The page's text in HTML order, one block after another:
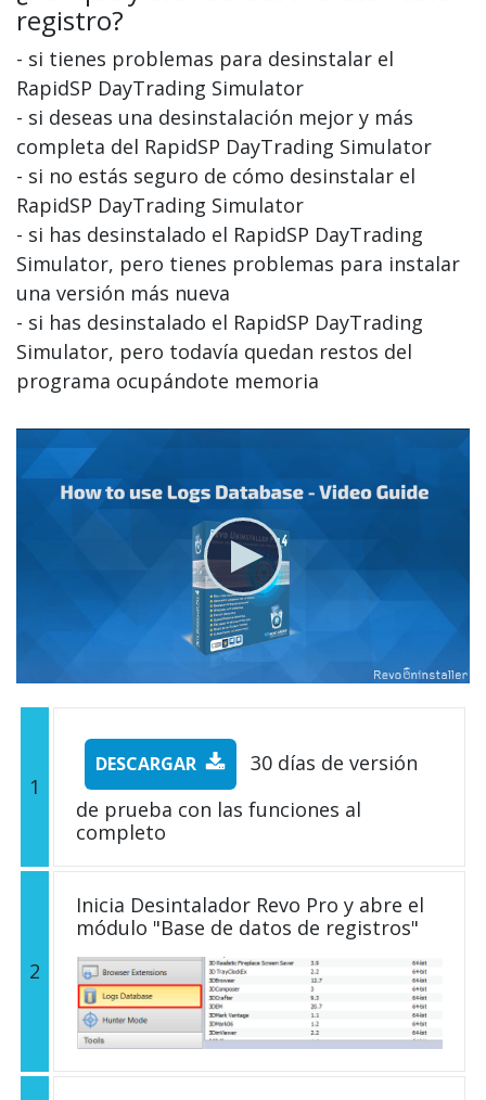
registro?
- si tienes problemas para desinstalar el
RapidSP DayTrading Simulator
- si deseas una desinstalación mejor y más
completa del RapidSP DayTrading Simulator
- si no estás seguro de cómo desinstalar el
RapidSP DayTrading Simulator
- si has desinstalado el RapidSP DayTrading
Simulator, pero tienes problemas para instalar
una versión más nueva
- si has desinstalado el RapidSP DayTrading
Simulator, pero todavía quedan restos del
programa ocupándote memoria
1
DESCARGAR
30 días de versión
de prueba con las funciones al
completo
2
Inicia Desintalador Revo Pro y abre el
módulo "Base de datos de registros"